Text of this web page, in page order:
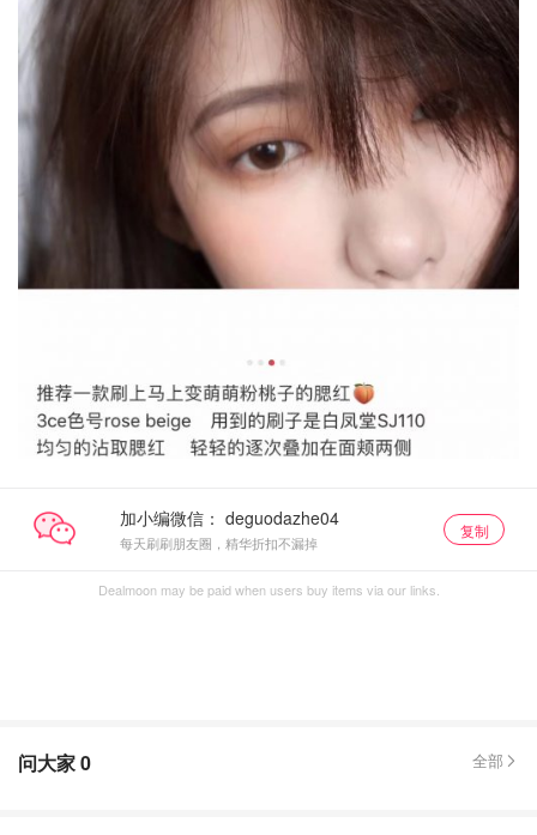
加小编微信：
每天刷刷朋友圈，精华折扣不漏掉
复制
Dealmoon may be paid when users buy items via our links.
问大家0 全部